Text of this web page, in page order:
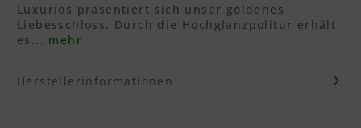
Luxuriös präsentiert sich unser goldenes
Liebesschloss. Durch die Hochglanzpolitur erhält
es... mehr
Herstellerinformationen